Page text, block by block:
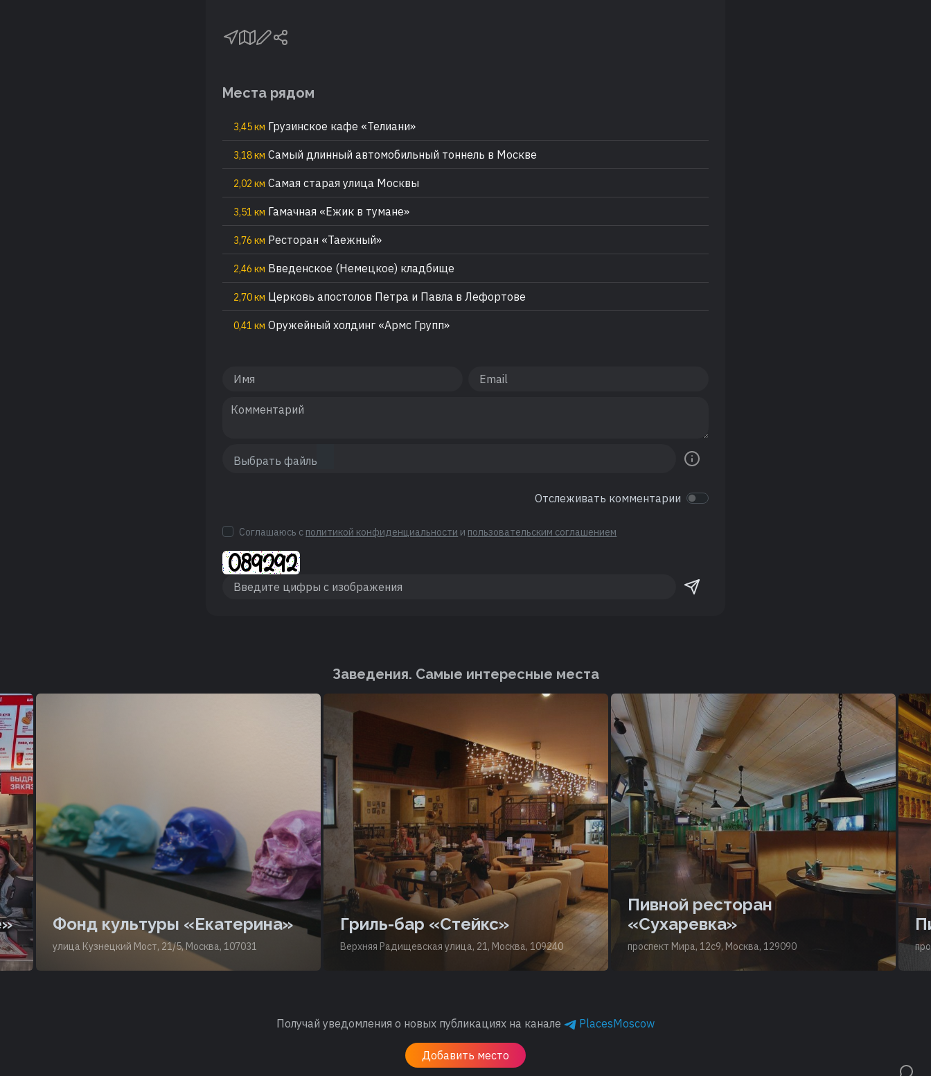
Места рядом
3,45 км Грузинское кафе «Телиани»
3,18 км Самый длинный автомобильный тоннель в Москве
2,02 км Самая старая улица Москвы
3,51 км Гамачная «Ежик в тумане»
3,76 км Ресторан «Таежный»
2,46 км Введенское (Немецкое) кладбище
2,70 км Церковь апостолов Петра и Павла в Лефортове
0,41 км Оружейный холдинг «Армс Групп»
Отслеживать комментарии
Соглашаюсь с политикой конфиденциальности и пользовательским соглашением
Заведения. Cамые интересные места
Фонд культуры «Екатерина»
улица Кузнецкий Мост, 21/5, Москва, 107031
Гриль-бар «Стейкс»
Верхняя Радищевская улица, 21, Москва, 109240
Пивной ресторан
«Сухаревка»
проспект Мира, 12с9, Москва, 129090
Получай уведомления о новых публикациях на канале PlacesMoscow
Добавить место